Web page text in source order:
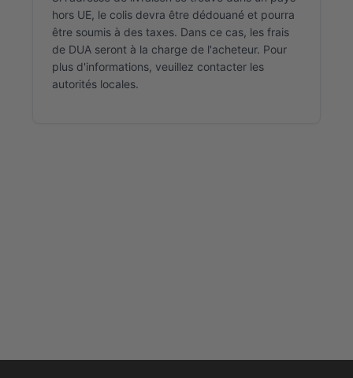
hors UE, le colis devra être dédouané et pourra
être soumis à des taxes. Dans ce cas, les frais
de DUA seront à la charge de l'acheteur. Pour
plus d'informations, veuillez contacter les
autorités locales.